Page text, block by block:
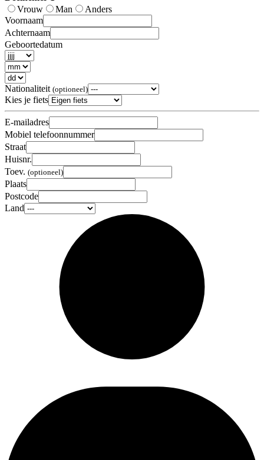
Vrouw
Man
Anders
Voornaam
Achternaam
Geboortedatum
Nationaliteit (optioneel)
Kies je fiets
E-mailadres
Mobiel telefoonnummer
Straat
Huisnr.
Toev. (optioneel)
Plaats
Postcode
Land